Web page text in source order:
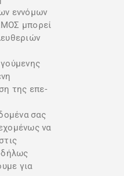
εννόμων
μπορεί
της επε-
σας
να
για